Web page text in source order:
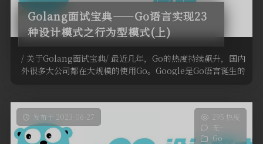
Golang面试宝典——Go语言实现23
种设计模式之行为型模式(上)
/ 关于Golang面试宝典/ 最近几年，Go的热度持续飙升，国内
外很多大公司都在大规模的使用Go。Google是Go语言诞生的
发布于 2023-06-27
295 热度
无~
Go